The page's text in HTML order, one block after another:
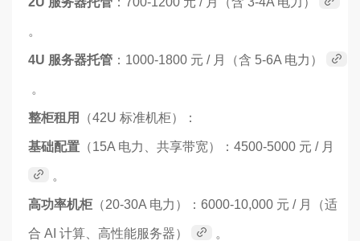
。
4U 服务器托管 ：1000-1800 元 / 月（含 5-6A 电力）
。
整柜租用 （42U 标准机柜）：
基础配置 （15A 电力、共享带宽）：4500-5000 元 / 月
。
高功率机柜（20-30A 电力）：6000-10,000 元 / 月（适
合 AI 计算、高性能服务器） 。